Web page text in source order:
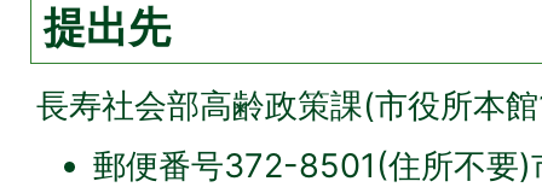
提出先
長寿社会部高齢政策課(市役所本
郵便番号372-8501(住所不要)